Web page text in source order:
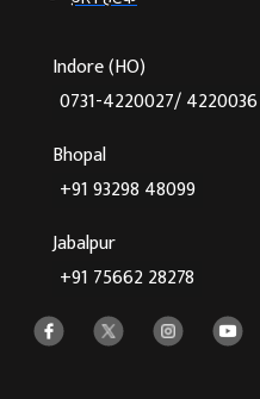
Indore (HO)
0731-4220027/ 4220036
Bhopal
+91 93298 48099
Jabalpur
+91 75662 28278